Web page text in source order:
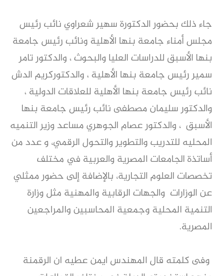
جاء ذلك بحضور الدكتورة سهير شعراوي نائب رئيس
مجلس أمناء جامعة بنها الأهلية ونائب رئيس جامعة
بنها الأسبق للدراسات العليا والبحوث ، والدكتور تامر
سمير رئيس جامعة بنها الأهلية ، والدكتوركريم الدش
نائب رئيس جامعة بنها الأهلية للعلاقات الدولية ،
والدكتور سليمان مصطفى نائب رئيس جامعة بنها
الأسبق ، والدكتور عصام الجوهري مساعد وزير التنميه
المحليه للتدريب والتطوير والتحول الرقمي، و عدد من
أساتذة الجامعات المصرية والعربية في مختلف
تخصصات العلوم التجارية، بالإضافة إلى حضور ممثلي
عن الوزارات والجهات الرقابية والمهنية مثل وزارة
التنمية المحلية وجمعية المحاسبين والمراجعين
المصرية.
وفى كلمته قال المهندس ايمن عطيه ان الرقمنة